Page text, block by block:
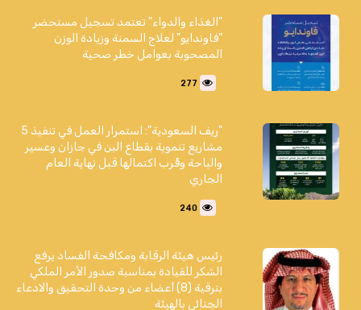
"الغذاء والدواء" تعتمد تسجيل مستحضر
"فاوندايو" لعلاج السمنة وزيادة الوزن
المصحوبة بعوامل خطر صحية
277
"ريف السعودية": استمرار العمل في تنفيذ 5
مشاريع تنموية بقطاع البن في جازان وعسير
والباحة وقُرب اكتمالها قبل نهاية العام
الجاري
240
رئيس هيئة الرقابة ومكافحة الفساد يرفع
الشكر للقيادة بمناسبة صدور الأمر الملكي
بترقية (8) أعضاء من وحدة التحقيق والادعاء
الجنائي بالهيئة